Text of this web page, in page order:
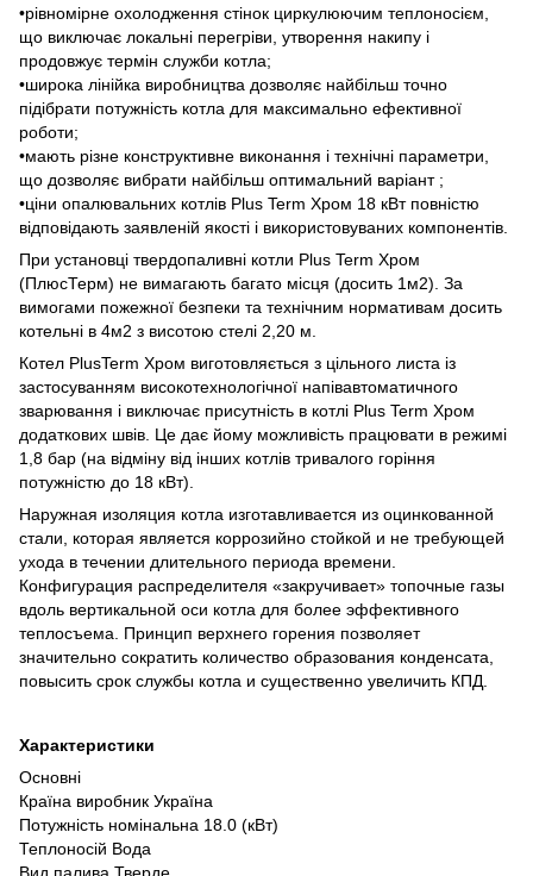
•рівномірне охолодження стінок циркулюючим теплоносієм,
що виключає локальні перегріви, утворення накипу і
продовжує термін служби котла;
•широка лінійка виробництва дозволяє найбільш точно
підібрати потужність котла для максимально ефективної
роботи;
•мають різне конструктивне виконання і технічні параметри,
що дозволяє вибрати найбільш оптимальний варіант ;
•ціни опалювальних котлів Plus Term Хром 18 кВт повністю
відповідають заявленій якості і використовуваних компонентів.
При установці твердопаливні котли Plus Term Хром
(ПлюсТерм) не вимагають багато місця (досить 1м2). За
вимогами пожежної безпеки та технічним нормативам досить
котельні в 4м2 з висотою стелі 2,20 м.
Котел PlusTerm Хром виготовляється з цільного листа із
застосуванням високотехнологічної напівавтоматичного
зварювання і виключає присутність в котлі Plus Term Хром
додаткових швів. Це дає йому можливість працювати в режимі
1,8 бар (на відміну від інших котлів тривалого горіння
потужністю до 18 кВт).
Наружная изоляция котла изготавливается из оцинкованной
стали, которая является коррозийно стойкой и не требующей
ухода в течении длительного периода времени.
Конфигурация распределителя «закручивает» топочные газы
вдоль вертикальной оси котла для более эффективного
теплосъема. Принцип верхнего горения позволяет
значительно сократить количество образования конденсата,
повысить срок службы котла и существенно увеличить КПД.
Характеристики
Основні
Країна виробник Україна
Потужність номінальна 18.0 (кВт)
Теплоносій Вода
Вид палива Тверде